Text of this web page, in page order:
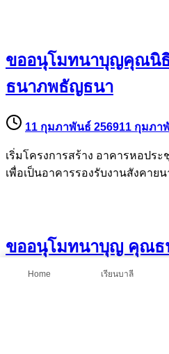
ขออนุโมทนาบุญคุณนิ
ธนาภพธัญธนา
11 กุมภาพันธ์ 256911 กุมภา
เริ่มโครงการสร้าง อาคารหอประ
เพื่อเป็นอาคารรองรับงานสังคาย
ขออนุโมทนาบุญ คุณ
พุทธธงชัยและครอบค
Home เรียนบาลี